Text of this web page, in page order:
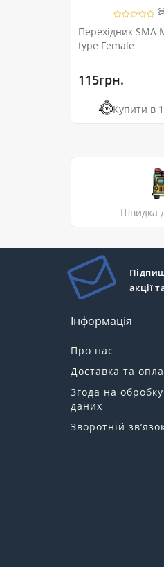
Перехідник SMA
type Female
115грн.
Купити в 1
Швидка
акції
Інформація
Про нас
Доставка та
Згода на
даних
Зворотній